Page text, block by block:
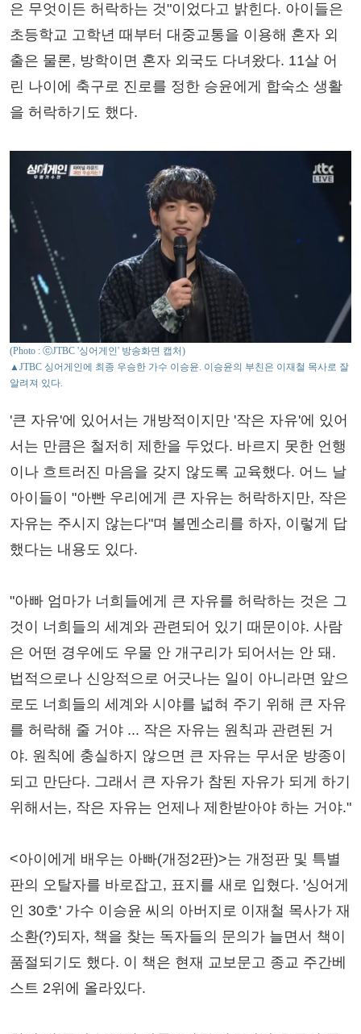
은 무엇이든 허락하는 것"이었다고 밝힌다. 아이들은
초등학교 고학년 때부터 대중교통을 이용해 혼자 외
출은 물론, 방학이면 혼자 외국도 다녀왔다. 11살 어
린 나이에 축구로 진로를 정한 승윤에게 합숙소 생활
을 허락하기도 했다.
(Photo : ⓒJTBC '싱어게인' 방송화면 캡처)
▲JTBC 싱어게인에 최종 우승한 가수 이승윤. 이승윤의 부친은 이재철 목사로 잘
알려져 있다.
'큰 자유'에 있어서는 개방적이지만 '작은 자유'에 있어
서는 만큼은 철저히 제한을 두었다. 바르지 못한 언행
이나 흐트러진 마음을 갖지 않도록 교육했다. 어느 날
아이들이 "아빤 우리에게 큰 자유는 허락하지만, 작은
자유는 주시지 않는다"며 볼멘소리를 하자, 이렇게 답
했다는 내용도 있다.
"아빠 엄마가 너희들에게 큰 자유를 허락하는 것은 그
것이 너희들의 세계와 관련되어 있기 때문이야. 사람
은 어떤 경우에도 우물 안 개구리가 되어서는 안 돼.
법적으로나 신앙적으로 어긋나는 일이 아니라면 앞으
로도 너희들의 세계와 시야를 넓혀 주기 위해 큰 자유
를 허락해 줄 거야 ... 작은 자유는 원칙과 관련된 거
야. 원칙에 충실하지 않으면 큰 자유는 무서운 방종이
되고 만단다. 그래서 큰 자유가 참된 자유가 되게 하기
위해서는, 작은 자유는 언제나 제한받아야 하는 거야."
<아이에게 배우는 아빠(개정2판)>는 개정판 및 특별
판의 오탈자를 바로잡고, 표지를 새로 입혔다. '싱어게
인 30호' 가수 이승윤 씨의 아버지로 이재철 목사가 재
소환(?)되자, 책을 찾는 독자들의 문의가 늘면서 책이
품절되기도 했다. 이 책은 현재 교보문고 종교 주간베
스트 2위에 올라있다.